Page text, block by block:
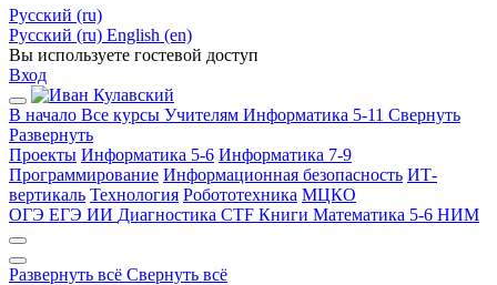
Русский ‎(ru)‎
Русский ‎(ru)‎ English ‎(en)‎
Вы используете гостевой доступ
Вход
В начало Все курсы Учителям Информатика 5-11 Свернуть
Развернуть
Проекты Информатика 5-6 Информатика 7-9
Программирование Информационная безопасность ИТ-
вертикаль Технология Робототехника МЦКО
ОГЭ ЕГЭ ИИ Диагностика CTF Книги Математика 5-6 НИМ
Развернуть всё Свернуть всё